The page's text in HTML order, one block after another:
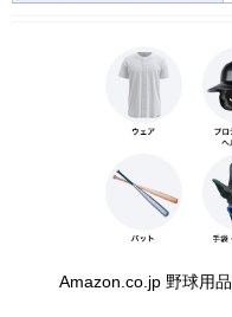
Amazon.co.jp 野球用品